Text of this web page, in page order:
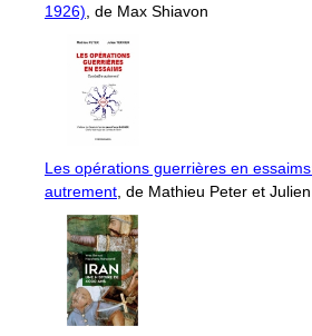
1926) , de Max Shiavon
Les opérations guerrières en
autrement , de Mathieu Peter et